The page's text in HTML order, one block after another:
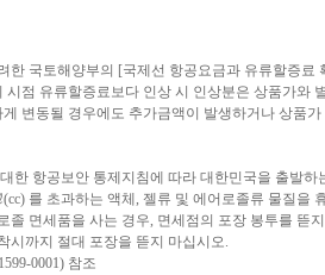
한 국토해양부의 [국제선 항공요금과 유류할증료
시점 유류할증료보다 인상 시 인상분은 상품가와
변동될 경우에도 추가금액이 발생하거나 상품
한 항공보안 통제지침에 따라 대한민국을 출발하
를 초과하는 액체, 젤류 및 에어로졸류 물질을
졸 면세품을 사는 경우, 면세점의 포장 봉투를 뜯
시까지 절대 포장을 뜯지 마십시오.
0001) 참조